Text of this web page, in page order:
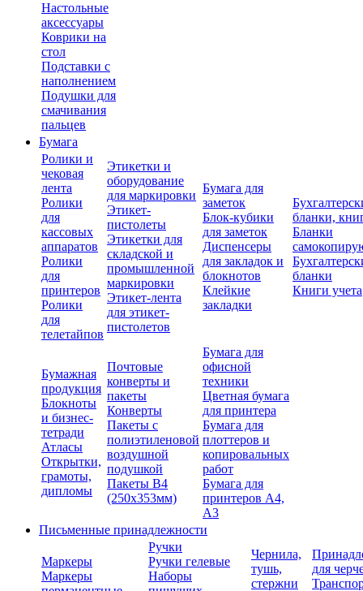
Настольные
аксессуары
Коврики на
стол
Подставки с
наполнением
Подушки для
смачивания
пальцев
Бумага
Ролики и
чековая
лента
Ролики
для
кассовых
аппаратов
Ролики
для
принтеров
Ролики
для
телетайпов
Этикетки и
оборудование
для маркировки
Этикет-
пистолеты
Этикетки для
складской и
промышленной
маркировки
Этикет-лента
для этикет-
пистолетов
Бумага для
заметок
Блок-кубики
для заметок
Диспенсеры
для закладок и
блокнотов
Клейкие
закладки
бланки,
Бланки
бланки
Книги учета
Бумажная
продукция
Блокноты
и бизнес-
тетради
Атласы
Открытки,
грамоты,
дипломы
Почтовые
конверты и
пакеты
Конверты
Пакеты с
полиэтиленовой
воздушной
подушкой
Пакеты В4
(250х353мм)
Бумага для
офисной
техники
Цветная бумага
для принтера
Бумага для
плоттеров и
копировальных
работ
Бумага для
принтеров А4,
А3
Письменные принадлежности
Маркеры
Маркеры
Ручки
Ручки гелевые
Наборы
Чернила,
тушь,
стержни
для